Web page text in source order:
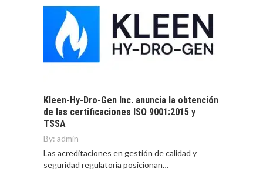
Kleen-Hy-Dro-Gen Inc. anuncia la obtención
de las certificaciones ISO 9001:2015 y
TSSA
By: admin
Las acreditaciones en gestión de calidad y
seguridad regulatoria posicionan…